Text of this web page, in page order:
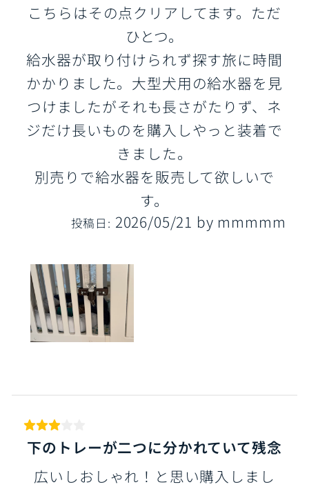
こちらはその点クリアしてます。ただ
ひとつ。
給水器が取り付けられず探す旅に時間
かかりました。大型犬用の給水器を見
つけましたがそれも長さがたりず、ネ
ジだけ長いものを購入しやっと装着で
きました。
別売りで給水器を販売して欲しいで
す。
投稿日: 2026/05/21 by mmmmm
下のトレーが二つに分かれていて残念
広いしおしゃれ！と思い購入しまし